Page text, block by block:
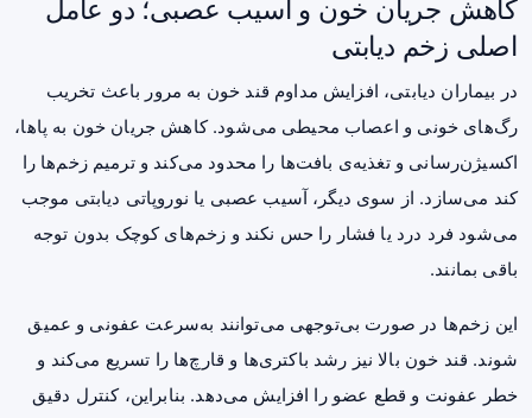
کاهش جریان خون و آسیب عصبی؛ دو عامل
اصلی زخم دیابتی
در بیماران دیابتی، افزایش مداوم قند خون به مرور باعث تخریب
رگ‌های خونی و اعصاب محیطی می‌شود. کاهش جریان خون به پاها،
اکسیژن‌رسانی و تغذیه‌ی بافت‌ها را محدود می‌کند و ترمیم زخم‌ها را
کند می‌سازد. از سوی دیگر، آسیب عصبی یا نوروپاتی دیابتی موجب
می‌شود فرد درد یا فشار را حس نکند و زخم‌های کوچک بدون توجه
باقی بمانند.
این زخم‌ها در صورت بی‌توجهی می‌توانند به‌سرعت عفونی و عمیق
شوند. قند خون بالا نیز رشد باکتری‌ها و قارچ‌ها را تسریع می‌کند و
خطر عفونت و قطع عضو را افزایش می‌دهد. بنابراین، کنترل دقیق